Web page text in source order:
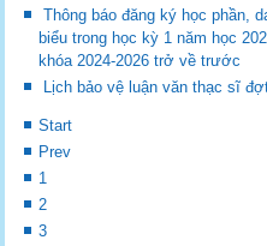
Thông báo đăng ký học phần,
biểu trong học kỳ 1 năm học
khóa 2024-2026 trở về trước
Lịch bảo vệ luận văn thạc sĩ
Start
Prev
1
2
3